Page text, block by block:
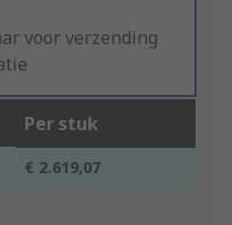
voor verzending
Per stuk
€ 2.619,07